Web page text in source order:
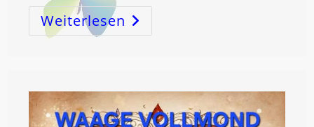
Weiterlesen APP
Zum
MONDströmen®